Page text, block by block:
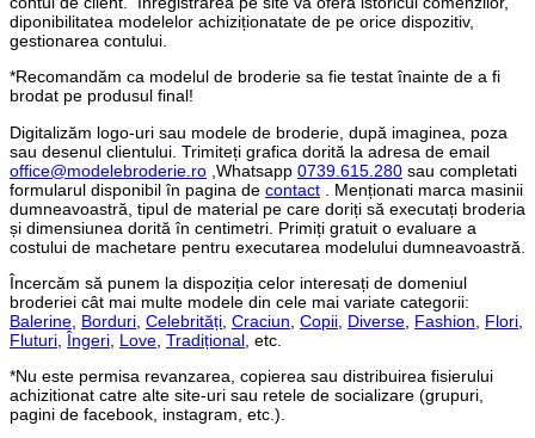
diponibilitatea modelelor achiziționatate de pe orice dispozitiv,
gestionarea contului.
*Recomandăm ca modelul de broderie sa fie testat înainte de a fi
brodat pe produsul final!
Digitalizăm logo-uri sau modele de broderie, după imaginea, poza
sau desenul clientului. Trimiteți grafica dorită la adresa de email
office@modelebroderie.ro ,Whatsapp 0739.615.280 sau completati
formularul disponibil în pagina de contact . Menționati marca masinii
dumneavoastră, tipul de material pe care doriți să executați broderia
și dimensiunea dorită în centimetri. Primiți gratuit o evaluare a
costului de machetare pentru executarea modelului dumneavoastră.
Încercăm să punem la dispoziția celor interesați de domeniul
broderiei cât mai multe modele din cele mai variate categorii:
Balerine Borduri Celebrități Craciun Copii Diverse Fashion Flori
Fluturi Îngeri Love Tradițional , etc.
*Nu este permisa revanzarea, copierea sau distribuirea fisierului
achizitionat catre alte site-uri sau retele de socializare (grupuri,
pagini de facebook, instagram, etc.).